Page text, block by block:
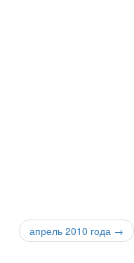
апрель 2010 года →